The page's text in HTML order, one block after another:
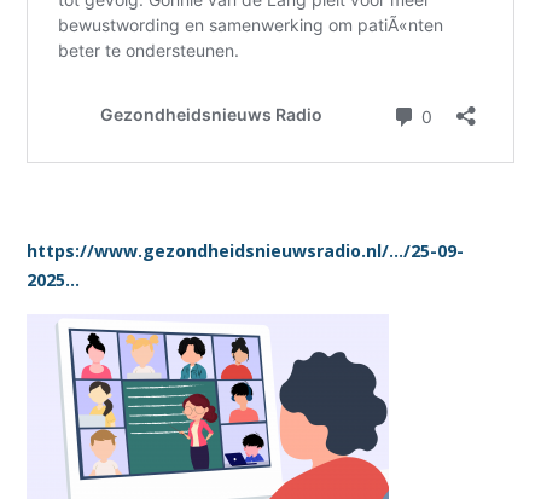
https://www.gezondheidsnieuwsradio.nl/…/25-09-
2025…